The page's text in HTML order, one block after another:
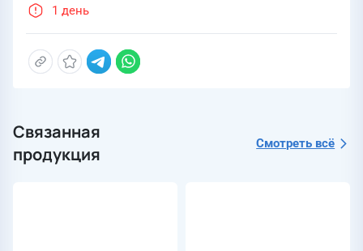
1 день
Связанная
продукция
Смотреть всё